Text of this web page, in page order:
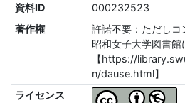
資料ID
000232523
著作権
許諾不要：ただし
昭和女子大学図書
【https://
n/dause.html】
ライセンス